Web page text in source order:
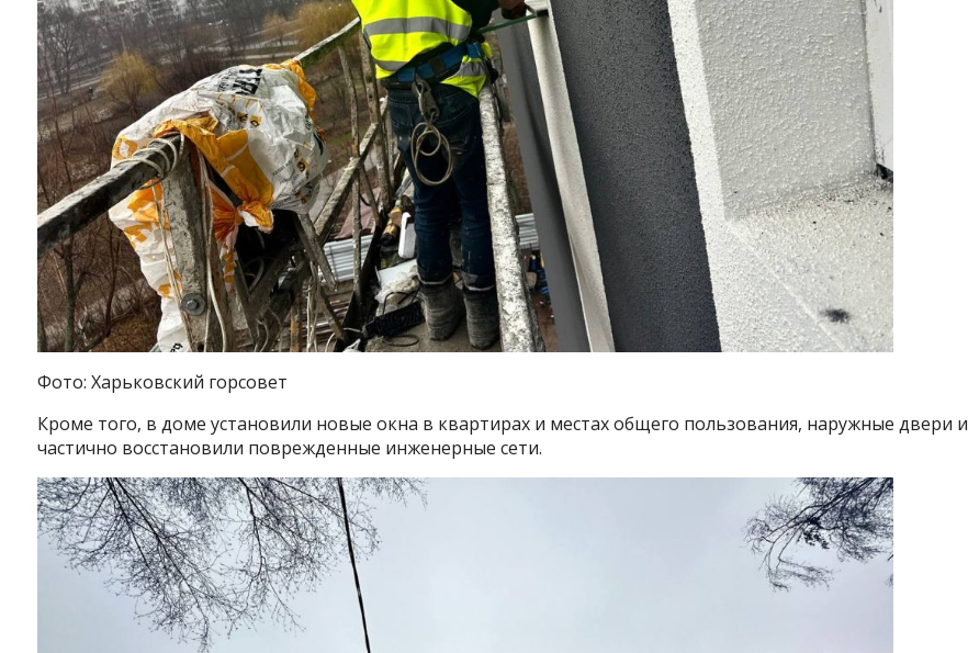
Фото: Харьковский горсовет
Кроме того, в доме установили новые окна в квартирах и местах общего пользования, наружные двери и
частично восстановили поврежденные инженерные сети.
InstagramFacebook
TwitterYoutube